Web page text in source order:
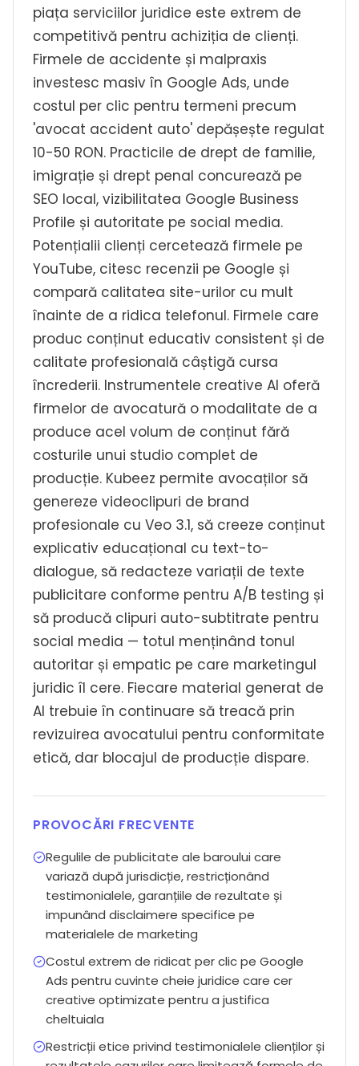
piața serviciilor juridice este extrem de
competitivă pentru achiziția de clienți.
Firmele de accidente și malpraxis
investesc masiv în Google Ads, unde
costul per clic pentru termeni precum
'avocat accident auto' depășește regulat
10-50 RON. Practicile de drept de familie,
imigrație și drept penal concurează pe
SEO local, vizibilitatea Google Business
Profile și autoritate pe social media.
Potențialii clienți cercetează firmele pe
YouTube, citesc recenzii pe Google și
compară calitatea site-urilor cu mult
înainte de a ridica telefonul. Firmele care
produc conținut educativ consistent și de
calitate profesională câștigă cursa
încrederii. Instrumentele creative AI oferă
firmelor de avocatură o modalitate de a
produce acel volum de conținut fără
costurile unui studio complet de
producție. Kubeez permite avocaților să
genereze videoclipuri de brand
profesionale cu Veo 3.1, să creeze conținut
explicativ educațional cu text-to-
dialogue, să redacteze variații de texte
publicitare conforme pentru A/B testing și
să producă clipuri auto-subtitrate pentru
social media — totul menținând tonul
autoritar și empatic pe care marketingul
juridic îl cere. Fiecare material generat de
AI trebuie în continuare să treacă prin
revizuirea avocatului pentru conformitate
etică, dar blocajul de producție dispare.
PROVOCĂRI FRECVENTE
Regulile de publicitate ale baroului care
variază după jurisdicție, restricționând
testimonialele, garanțiile de rezultate și
impunând disclaimere specifice pe
materialele de marketing
Costul extrem de ridicat per clic pe Google
Ads pentru cuvinte cheie juridice care cer
creative optimizate pentru a justifica
cheltuiala
Restricții etice privind testimonialele clienților și